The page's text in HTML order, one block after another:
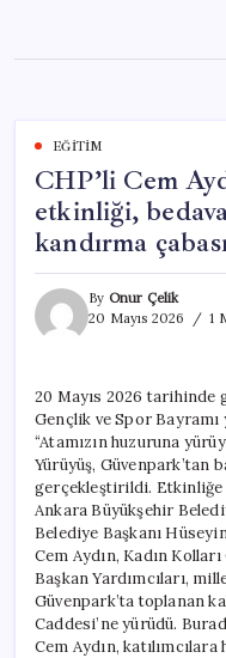
content
EĞITIM
CHP’li Cem
etkinliği,
kandırma
By Onur Çelik
20 Mayıs 2026
1
20 Mayıs 2026 tarihinde
Gençlik ve Spor Bayramı
“Atamızın huzuruna
Yürüyüş, Güvenpark’tan
gerçekleştirildi. Etkinliğe
Ankara Büyükşehir
Belediye Başkanı
Cem Aydın, Kadın
Başkan Yardımcıları,
Güvenpark’ta toplanan
Caddesi’ne yürüdü.
Cem Aydın,